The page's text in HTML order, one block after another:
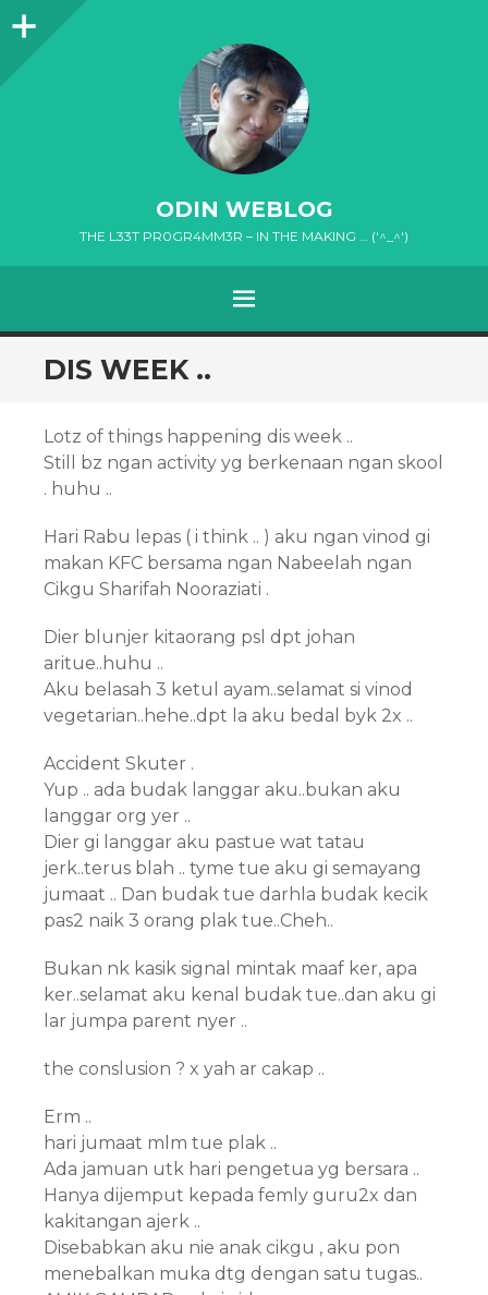
Sidebar
ODIN WEBLOG
THE L33T PR0GR4MM3R – IN THE MAKING … ('^_^')
MENU
SKIP
TO
DIS WEEK ..
Lotz of things happening dis week ..
Still bz ngan activity yg berkenaan ngan skool
. huhu ..
Hari Rabu lepas ( i think .. ) aku ngan vinod gi
makan KFC bersama ngan Nabeelah ngan
Cikgu Sharifah Nooraziati .
Dier blunjer kitaorang psl dpt johan
aritue..huhu ..
Aku belasah 3 ketul ayam..selamat si vinod
vegetarian..hehe..dpt la aku bedal byk 2x ..
Accident Skuter .
Yup .. ada budak langgar aku..bukan aku
langgar org yer ..
Dier gi langgar aku pastue wat tatau
jerk..terus blah .. tyme tue aku gi semayang
jumaat .. Dan budak tue darhla budak kecik
pas2 naik 3 orang plak tue..Cheh..
Bukan nk kasik signal mintak maaf ker, apa
ker..selamat aku kenal budak tue..dan aku gi
lar jumpa parent nyer ..
the conslusion ? x yah ar cakap ..
Erm ..
hari jumaat mlm tue plak ..
Ada jamuan utk hari pengetua yg bersara ..
Hanya dijemput kepada femly guru2x dan
kakitangan ajerk ..
Disebabkan aku nie anak cikgu , aku pon
menebalkan muka dtg dengan satu tugas..